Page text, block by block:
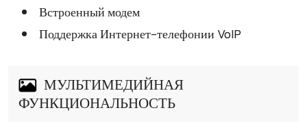
Встроенный модем
Поддержка Интернет-телефонии VoIP
МУЛЬТИМЕДИЙНАЯ
ФУНКЦИОНАЛЬНОСТЬ